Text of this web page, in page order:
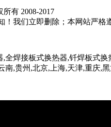
有 2008-2017
我们立即删除；本网站严
焊接板式换热器,钎焊板式
,贵州,北京,上海,天津,重庆,